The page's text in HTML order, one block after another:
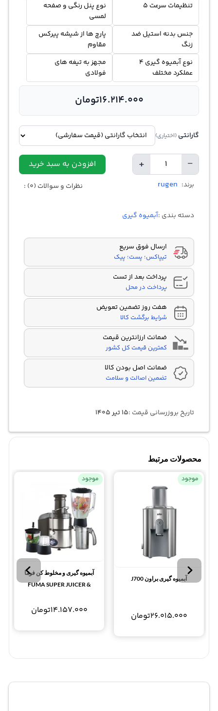
تنظیمات سرعت 5
نوع پنل رنگی و صفحه
لمسی
جنس بدنه استیل ضد
زنگ
پارچ ها از شیشه پیرکس
مقاوم
نوع آبمیوه گیری 4
عملکرد مختلف
مجهز به تیغه های
فولادی
16.214.000تومان
گارانتی (اختیاری)
−
تعداد + افزودن به سبد خرید
برند: rugen نظرات و سوالات (0) :
دسته بندی :آبمیوه گیری
ارسال فوق سریع
تیپاکس؛ پست؛ پیک
پرداخت بعد از تست
پرداخت در محل
هفت روز تضمین تعویض
شرایط برگشت کالا
ضمانت ارزانترین قیمت
کمترین قیمت کل کشور
ضمانت اصل بودن کالا
تضمین اصالت و سلامت
تاریخ بروزرسانی قیمت :۱۵ تیر ۱۴۰۵
محصولات مرتبط
موجود
آبمیوه گیری براون J700
26.015.000تومان
موجود
آبمیوه گیری و مخلوط کن فوما
FUMA SUPER JUICER &
14.157.000تومان